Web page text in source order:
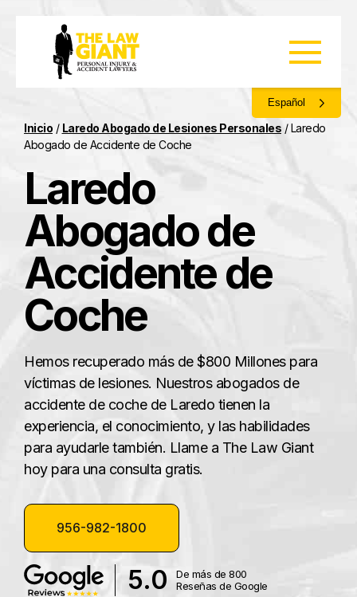
Español
Inicio / Laredo Abogado de Lesiones Personales /Laredo
Abogado de Accidente de Coche
Laredo
Abogado de
Accidente de
Coche
Hemos recuperado más de $800 Millones para
víctimas de lesiones. Nuestros abogados de
accidente de coche de Laredo tienen la
experiencia, el conocimiento, y las habilidades
para ayudarle también. Llame a The Law Giant
hoy para una consulta gratis.
956-982-1800
5.0
De más de 800
Reseñas de Google